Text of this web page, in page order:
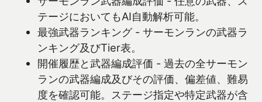
テージにおいてもAI自動解析可能。
最強武器ランキング - サーモンランの武器ラ
ンキング及びTier表。
開催履歴と武器編成評価 - 過去の全サーモン
ランの武器編成及びその評価、偏差値、難易
度を確認可能。ステージ指定や特定武器が含